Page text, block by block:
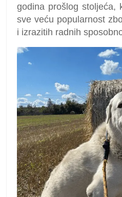
godina prošlog stoljeća,
sve veću popularnost
i izrazitih radnih